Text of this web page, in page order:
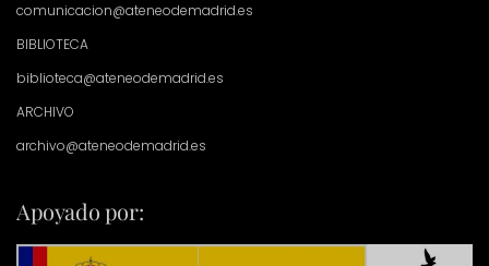
comunicacion@ateneodemadrid.es
BIBLIOTECA
biblioteca@ateneodemadrid.es
ARCHIVO
archivo@ateneodemadrid.es
Apoyado por: